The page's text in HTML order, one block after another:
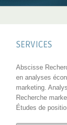
SERVICES
Abscisse
en analyses
marketing.
Recherche
Études de